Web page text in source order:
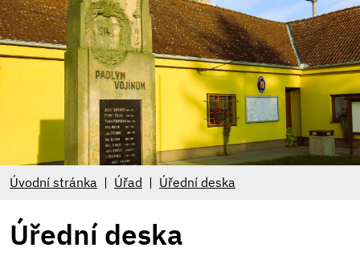
Úvodní stránka Úřad Úřední deska
Úřední deska